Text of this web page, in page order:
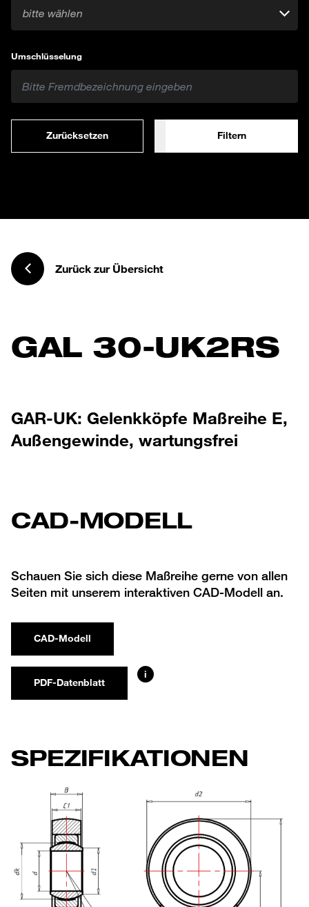
bitte wählen
Umschlüsselung
Zurücksetzen Filtern
Zurück zur Übersicht
GAL 30-UK2RS
GAR-UK: Gelenkköpfe Maßreihe E,
Außengewinde, wartungsfrei
CAD-MODELL
Schauen Sie sich diese Maßreihe gerne von allen
Seiten mit unserem interaktiven CAD-Modell an.
CAD-Modell
PDF-Datenblatt
i
SPEZIFIKATIONEN